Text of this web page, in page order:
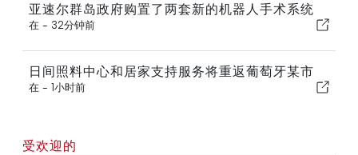
亚速尔群岛政府购置了两套新的机器人手术系统
在 - 32分钟前
日间照料中心和居家支持服务将重返葡萄牙某市
在 - 1小时前
受欢迎的